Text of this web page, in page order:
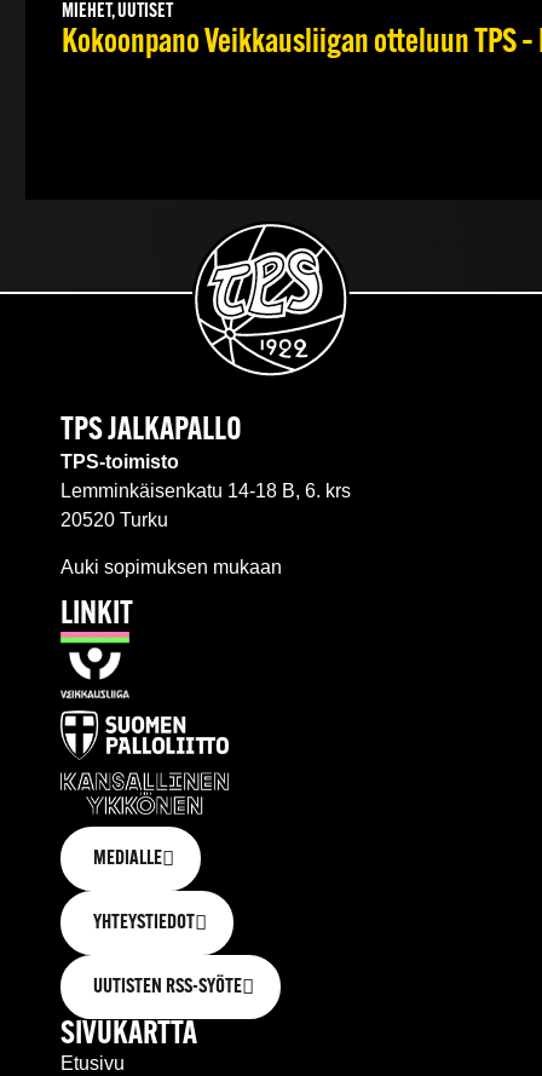
MIEHET, UUTISET
Kokoonpano Veikkausliigan otteluun TPS
TPS JALKAPALLO
TPS-toimisto
Lemminkäisenkatu 14-18 B, 6. krs
20520 Turku
Auki sopimuksen mukaan
LINKIT
MEDIALLE
YHTEYSTIEDOT
UUTISTEN RSS-SYÖTE
SIVUKARTTA
Etusivu